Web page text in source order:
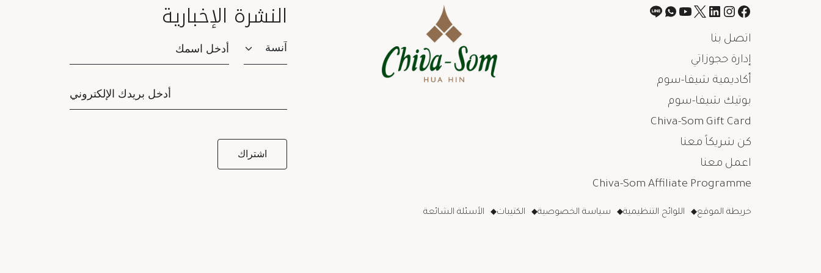
اتصل بنا
إدارة حجوزاتي
أكاديمية شيفا-سوم
بوتيك شيفا-سوم
Chiva-Som Gift Card
كن شريكاً معنا
اعمل معنا
Chiva-Som Affiliate Programme
النشرة الإخبارية
Salutation
خريطة الموقع اللوائح التنظيمية سياسة الخصوصية الكتيبات الأسئلة الشائعة